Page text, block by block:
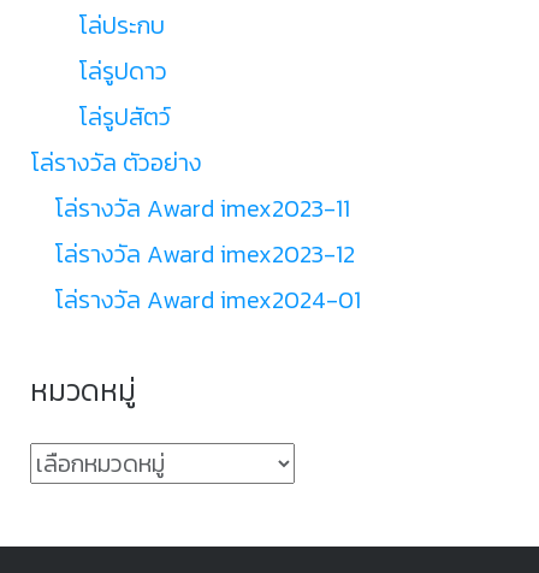
โล่ประกบ
โล่รูปดาว
โล่รูปสัตว์
โล่รางวัล ตัวอย่าง
โล่รางวัล Award imex2023-11
โล่รางวัล Award imex2023-12
โล่รางวัล Award imex2024-01
หมวดหมู่
หมวด